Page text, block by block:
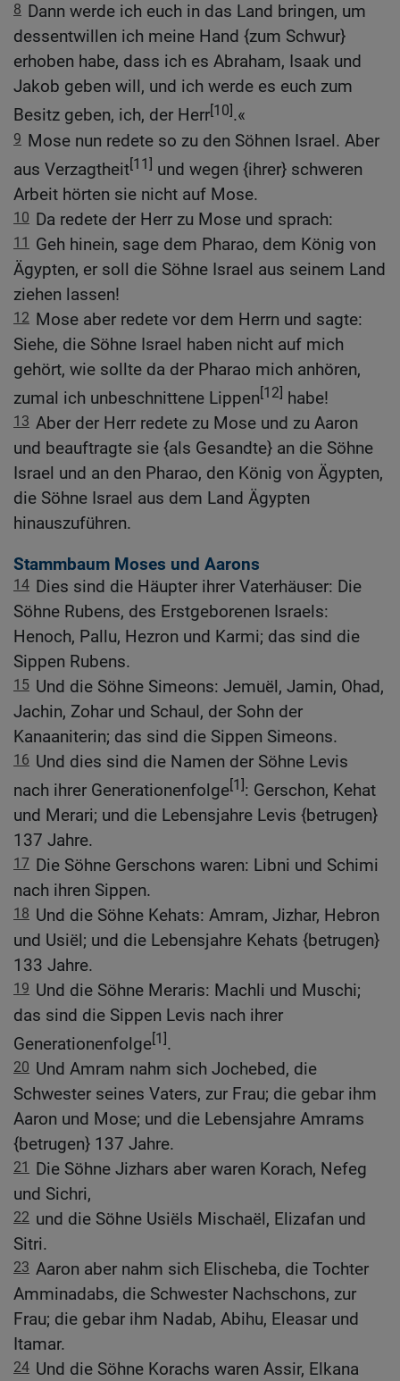
8 Dann werde ich euch in das Land bringen, um
dessentwillen ich meine Hand {zum Schwur}
erhoben habe, dass ich es Abraham, Isaak und
Jakob geben will, und ich werde es euch zum
Besitz geben, ich, der Herr[10].«
9 Mose nun redete so zu den Söhnen Israel. Aber
aus Verzagtheit[11] und wegen {ihrer} schweren
Arbeit hörten sie nicht auf Mose.
10 Da redete der Herr zu Mose und sprach:
11 Geh hinein, sage dem Pharao, dem König von
Ägypten, er soll die Söhne Israel aus seinem Land
ziehen lassen!
12 Mose aber redete vor dem Herrn und sagte:
Siehe, die Söhne Israel haben nicht auf mich
gehört, wie sollte da der Pharao mich anhören,
zumal ich unbeschnittene Lippen[12] habe!
13 Aber der Herr redete zu Mose und zu Aaron
und beauftragte sie {als Gesandte} an die Söhne
Israel und an den Pharao, den König von Ägypten,
die Söhne Israel aus dem Land Ägypten
hinauszuführen.
Stammbaum Moses und Aarons
14 Dies sind die Häupter ihrer Vaterhäuser: Die
Söhne Rubens, des Erstgeborenen Israels:
Henoch, Pallu, Hezron und Karmi; das sind die
Sippen Rubens.
15 Und die Söhne Simeons: Jemuël, Jamin, Ohad,
Jachin, Zohar und Schaul, der Sohn der
Kanaaniterin; das sind die Sippen Simeons.
16 Und dies sind die Namen der Söhne Levis
nach ihrer Generationenfolge[1]: Gerschon, Kehat
und Merari; und die Lebensjahre Levis {betrugen}
137 Jahre.
17 Die Söhne Gerschons waren: Libni und Schimi
nach ihren Sippen.
18 Und die Söhne Kehats: Amram, Jizhar, Hebron
und Usiël; und die Lebensjahre Kehats {betrugen}
133 Jahre.
19 Und die Söhne Meraris: Machli und Muschi;
das sind die Sippen Levis nach ihrer
Generationenfolge[1].
20 Und Amram nahm sich Jochebed, die
Schwester seines Vaters, zur Frau; die gebar ihm
Aaron und Mose; und die Lebensjahre Amrams
{betrugen} 137 Jahre.
21
Die Söhne Jizhars aber waren Korach, Nefeg
und Sichri,
22 und die Söhne Usiëls Mischaël, Elizafan und
Sitri.
23 Aaron aber nahm sich Elischeba, die Tochter
Amminadabs, die Schwester Nachschons, zur
Frau; die gebar ihm Nadab, Abihu, Eleasar und
Itamar.
24 Und die Söhne Korachs waren Assir, Elkana